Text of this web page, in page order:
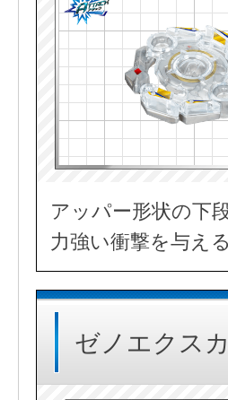
アッパー形状の下
力強い衝撃を与える
ゼノエクス